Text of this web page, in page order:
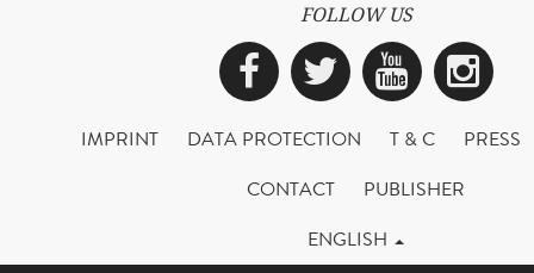
FOLLOW US
Facebook
Twitter
IMPRINT DATA PROTECTION T & C
PRESS
CONTACT
PUBLISHER
ENGLISH